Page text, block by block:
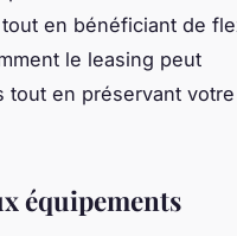
en bénéficiant de
le leasing peut
tout en préservant votre
équipements